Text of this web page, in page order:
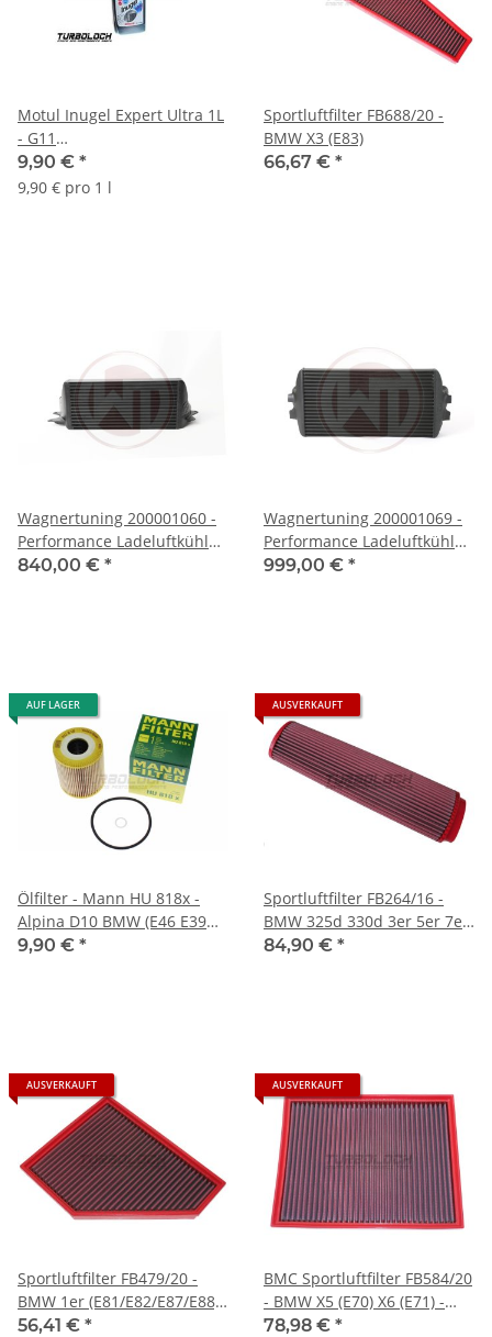
Motul Inugel Expert Ultra 1L
- G11
Kühlerfrostschutzkonzentrat
(101079)
9,90 € *
9,90 € pro 1 l
Sportluftfilter FB688/20 -
BMW X3 (E83)
66,67 € *
Wagnertuning 200001060 -
Performance Ladeluftkühler
Kit für BMW E60 E61 E63
840,00 € *
Wagnertuning 200001069 -
Performance Ladeluftkühler
BMW F01 F02 F06 F07 F10
999,00 € *
AUF LAGER
Ölfilter - Mann HU 818x -
Alpina D10 BMW (E46 E39
E38 X5 3.0d) Range Rover III
9,90 € *
AUSVERKAUFT
Sportluftfilter FB264/16 -
BMW 325d 330d 3er 5er 7er
X3 X5 X6 30d
84,90 € *
AUSVERKAUFT
Sportluftfilter FB479/20 -
BMW 1er (E81/E82/E87/E88)
3er (E90/E91/E92/E93) X1
56,41 € *
AUSVERKAUFT
BMC Sportluftfilter FB584/20
- BMW X5 (E70) X6 (E71) -
M57 (6-Zyl. Diesel)
78,98 € *